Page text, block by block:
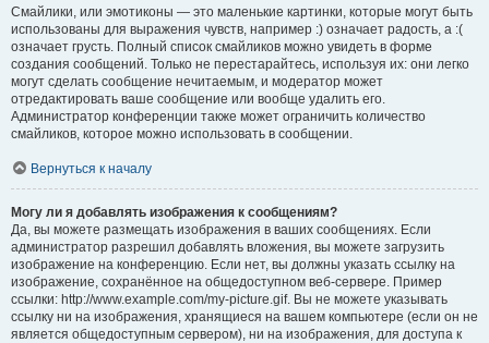
Смайлики, или эмотиконы — это маленькие картинки, которые могут быть
использованы для выражения чувств, например :) означает радость, а :(
означает грусть. Полный список смайликов можно увидеть в форме
создания сообщений. Только не перестарайтесь, используя их: они легко
могут сделать сообщение нечитаемым, и модератор может
отредактировать ваше сообщение или вообще удалить его.
Администратор конференции также может ограничить количество
смайликов, которое можно использовать в сообщении.
Вернуться к началу
Могу ли я добавлять изображения к сообщениям?
Да, вы можете размещать изображения в ваших сообщениях. Если
администратор разрешил добавлять вложения, вы можете загрузить
изображение на конференцию. Если нет, вы должны указать ссылку на
изображение, сохранённое на общедоступном веб-сервере. Пример
ссылки: http://www.example.com/my-picture.gif. Вы не можете указывать
ссылку ни на изображения, хранящиеся на вашем компьютере (если он не
является общедоступным сервером), ни на изображения, для доступа к